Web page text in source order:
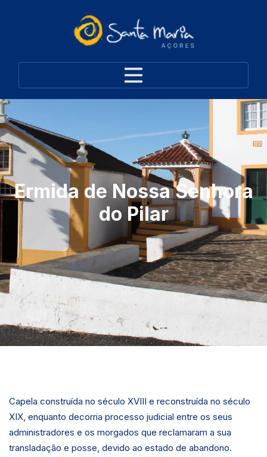
Ermida de Nossa Senhora
do Pilar
Capela construída no século XVIII e reconstruída no século
XIX, enquanto decorria processo judicial entre os seus
administradores e os morgados que reclamaram a sua
transladação e posse, devido ao estado de abandono.